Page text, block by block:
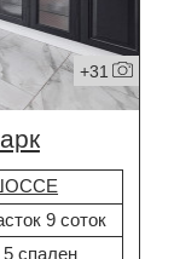
+31
9 соток
5 спален